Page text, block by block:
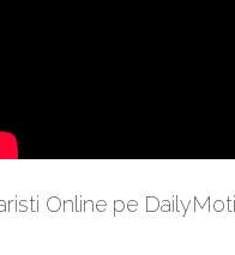
Online pe